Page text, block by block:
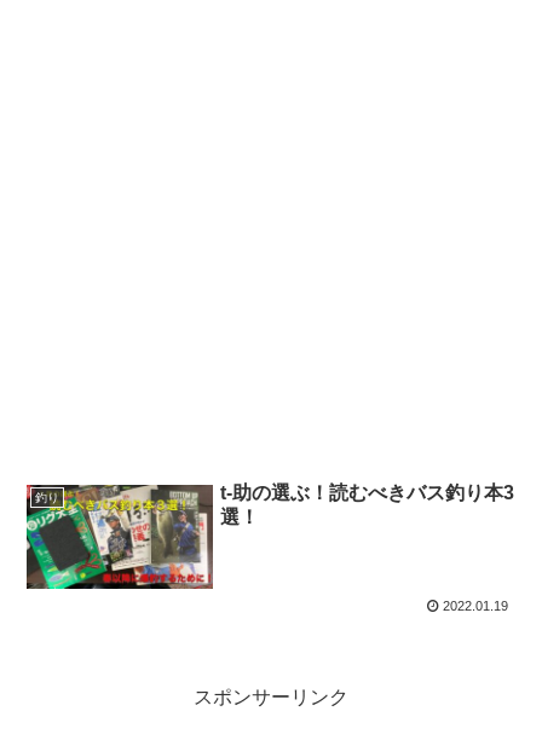
釣り
t-助の選ぶ！読むべきバス釣り本3
選！
2022.01.19
スポンサーリンク